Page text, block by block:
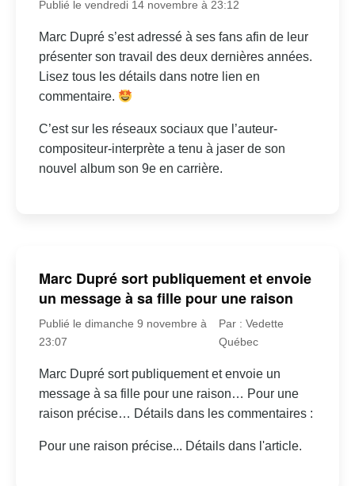
Publié le vendredi 14 novembre à 23:12
Marc Dupré s’est adressé à ses fans afin de leur
présenter son travail des deux dernières années.
Lisez tous les détails dans notre lien en
commentaire.
C’est sur les réseaux sociaux que l’auteur-
compositeur-interprète a tenu à jaser de son
nouvel album son 9e en carrière.
Marc Dupré sort publiquement et envoie
un message à sa fille pour une raison
Publié le dimanche 9 novembre à
23:07
Par : Vedette
Québec
Marc Dupré sort publiquement et envoie un
message à sa fille pour une raison… Pour une
raison précise… Détails dans les commentaires :
Pour une raison précise... Détails dans l'article.